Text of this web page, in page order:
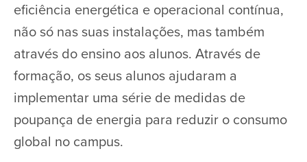
eficiência energética e operacional contínua,
não só nas suas instalações, mas também
através do ensino aos alunos. Através de
formação, os seus alunos ajudaram a
implementar uma série de medidas de
poupança de energia para reduzir o consumo
global no campus.